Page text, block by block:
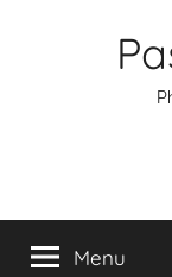
Menu